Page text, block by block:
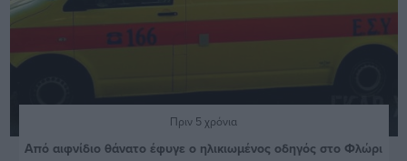
Πριν 5 χρόνια
Από αιφνίδιο θάνατο έφυγε ο ηλικιωμένος οδηγός στο Φλώρι